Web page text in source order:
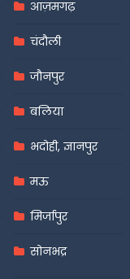
आज़मगढ़
चंदौली
जौनपुर
बलिया
भदोही, ज्ञानपुर
मऊ
मिर्जापुर
सोनभद्र